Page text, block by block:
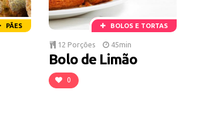
PÃES BOLOS E TORTAS
12 Porções 45min
Bolo de Limão
0